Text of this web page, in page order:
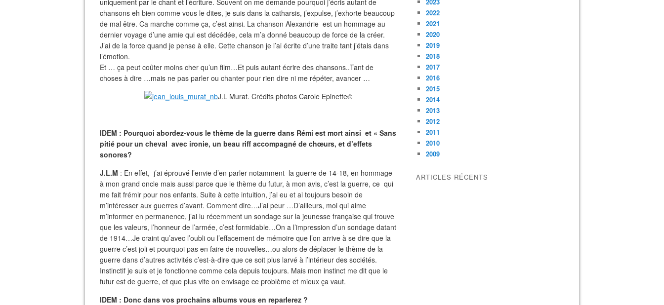
uniquement par le chant et l’écriture. Souvent on me demande pourquoi j’écris autant de
chansons eh bien comme vous le dites, je suis dans la catharsis, j’expulse, j’exhorte beaucoup
de mal être. Ca marche comme ça, c’est ainsi. La chanson Alexandrie est un hommage au
dernier voyage d’une amie qui est décédée, cela m’a donné beaucoup de force de la créer.
J’ai de la force quand je pense à elle. Cette chanson je l’ai écrite d’une traite tant j’étais dans
l’émotion.
Et … ça peut coûter moins cher qu’un film…Et puis autant écrire des chansons..Tant de
choses à dire …mais ne pas parler ou chanter pour rien dire ni me répéter, avancer …
J.L Murat. Crédits photos Carole Epinette©
IDEM : Pourquoi abordez-vous le thème de la guerre dans Rémi est mort ainsi et « Sans
pitié pour un cheval avec ironie, un beau riff accompagné de chœurs, et d’effets
sonores?
J.L.M : En effet, j’ai éprouvé l’envie d’en parler notamment la guerre de 14-18, en hommage
à mon grand oncle mais aussi parce que le thème du futur, à mon avis, c’est la guerre, ce qui
me fait frémir pour nos enfants. Suite à cette intuition, j’ai eu et ai toujours besoin de
m’intéresser aux guerres d’avant. Comment dire…J’ai peur …D’ailleurs, moi qui aime
m’informer en permanence, j’ai lu récemment un sondage sur la jeunesse française qui trouve
que les valeurs, l’honneur de l’armée, c’est formidable…On a l’impression d’un sondage datant
de 1914…Je craint qu’avec l’oubli ou l’effacement de mémoire que l’on arrive à se dire que la
guerre c’est joli et pourquoi pas en faire de nouvelles…ou alors de déplacer le thème de la
guerre dans d’autres activités c’est-à-dire que ce soit plus larvé à l’intérieur des sociétés.
Instinctif je suis et je fonctionne comme cela depuis toujours. Mais mon instinct me dit que le
futur est de guerre, et que plus vite on envisage ce problème et mieux ça vaut.
IDEM : Donc dans vos prochains albums vous en reparlerez ?
2022
2021
2020
2019
2018
2017
2016
2015
2014
2013
2012
2011
2010
2009
ARTICLES RÉCENTS